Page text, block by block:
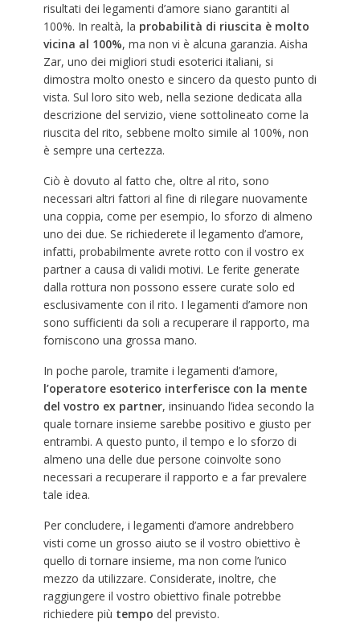
risultati dei legamenti d’amore siano garantiti al
100%. In realtà, la probabilità di riuscita è molto
vicina al 100%, ma non vi è alcuna garanzia. Aisha
Zar, uno dei migliori studi esoterici italiani, si
dimostra molto onesto e sincero da questo punto di
vista. Sul loro sito web, nella sezione dedicata alla
descrizione del servizio, viene sottolineato come la
riuscita del rito, sebbene molto simile al 100%, non
è sempre una certezza.
Ciò è dovuto al fatto che, oltre al rito, sono
necessari altri fattori al fine di rilegare nuovamente
una coppia, come per esempio, lo sforzo di almeno
uno dei due. Se richiederete il legamento d’amore,
infatti, probabilmente avrete rotto con il vostro ex
partner a causa di validi motivi. Le ferite generate
dalla rottura non possono essere curate solo ed
esclusivamente con il rito. I legamenti d’amore non
sono sufficienti da soli a recuperare il rapporto, ma
forniscono una grossa mano.
In poche parole, tramite i legamenti d’amore,
l’operatore esoterico interferisce con la mente
del vostro ex partner, insinuando l’idea secondo la
quale tornare insieme sarebbe positivo e giusto per
entrambi. A questo punto, il tempo e lo sforzo di
almeno una delle due persone coinvolte sono
necessari a recuperare il rapporto e a far prevalere
tale idea.
Per concludere, i legamenti d’amore andrebbero
visti come un grosso aiuto se il vostro obiettivo è
quello di tornare insieme, ma non come l’unico
mezzo da utilizzare. Considerate, inoltre, che
raggiungere il vostro obiettivo finale potrebbe
richiedere più tempo del previsto.